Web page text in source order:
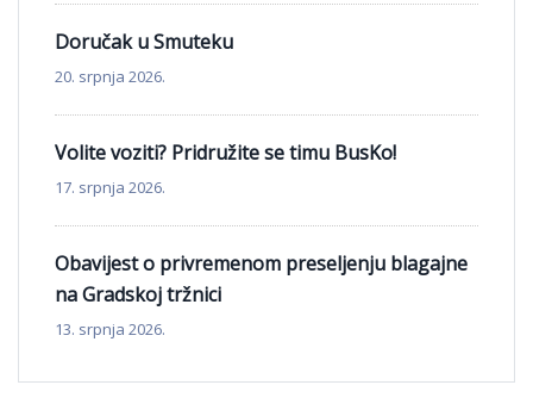
Doručak u Smuteku
20. srpnja 2026.
Volite voziti? Pridružite se timu BusKo!
17. srpnja 2026.
Obavijest o privremenom preseljenju blagajne
na Gradskoj tržnici
13. srpnja 2026.